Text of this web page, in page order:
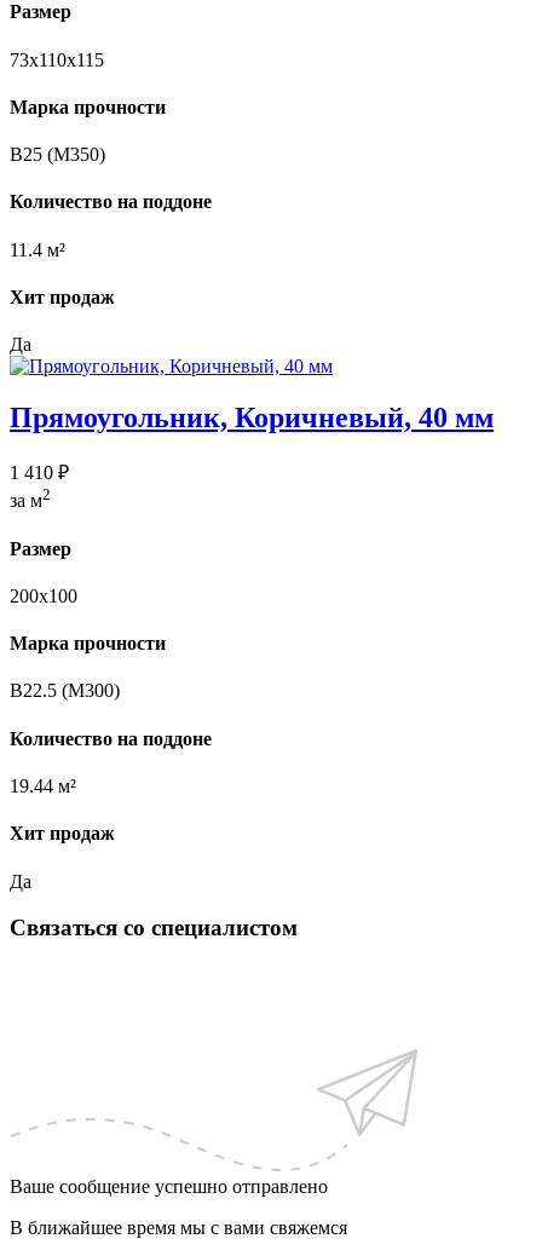
Размер
73х110х115
Марка прочности
В25 (М350)
Количество на поддоне
11.4 м²
Хит продаж
Да
Прямоугольник, Коричневый, 40 мм
1 410 ₽
за м2
Размер
200х100
Марка прочности
B22.5 (M300)
Количество на поддоне
19.44 м²
Хит продаж
Да
Связаться со специалистом
Ваше сообщение успешно отправлено
В ближайшее время мы с вами свяжемся